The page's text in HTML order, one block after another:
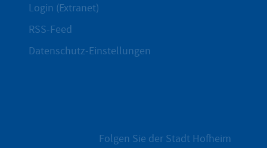
Login (Extranet)
RSS-Feed
Datenschutz-Einstellungen
Folgen Sie der Stadt Hofheim